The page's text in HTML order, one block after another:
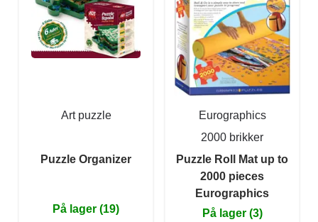
Art puzzle
Puzzle Organizer
På lager (19)
Eurographics
2000 brikker
Puzzle Roll Mat up to
2000 pieces
Eurographics
På lager (3)